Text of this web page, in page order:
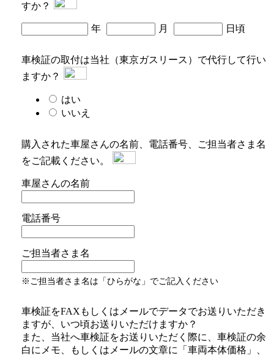
すか？
年 月 日頃
車検証の取付は当社（東京ガスリース）で代行して行い
ますか？
はい
いいえ
購入された車屋さんの名前、電話番号、ご担当者さま名
をご記載ください。
車屋さんの名前
電話番号
ご担当者さま名
※ご担当者さま名は「ひらがな」でご記入ください
車検証をFAXもしくはメールでデータでお送りいただき
ますが、いつ頃お送りいただけますか？
また、当社へ車検証をお送りいただく際に、車検証の余
白にメモ、もしくはメールの文章に「車両本体価格」、